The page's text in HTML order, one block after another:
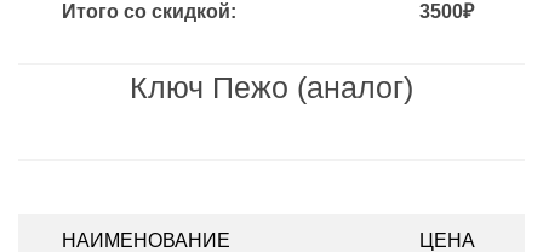
Итого со скидкой: 3500₽
Ключ Пежо (аналог)
НАИМЕНОВАНИЕ ЦЕНА